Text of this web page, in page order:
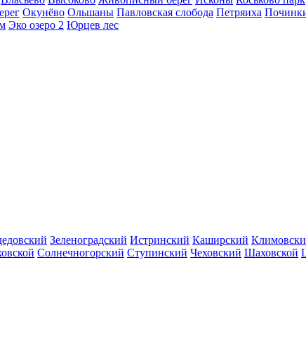
Окунёво Ольшаны Павловская слобода Петряиха
Эко озеро 2 Юрцев лес
Зеленоградский Истринский Каширский
Солнечногорский Ступинский Чеховский Шаховской